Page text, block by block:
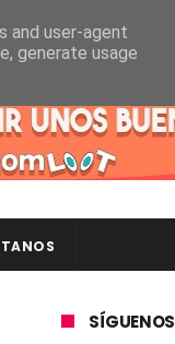
SÍGUENOS
and user-agent
generate usage